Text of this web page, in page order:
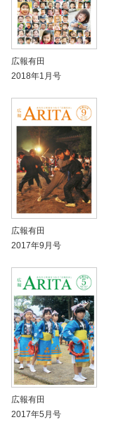
広報有田
2018年1月号
広報有田
2017年9月号
広報有田
2017年5月号